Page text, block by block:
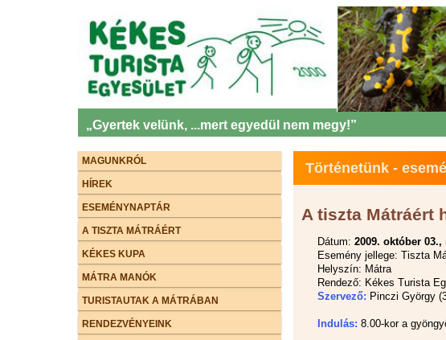
„Gyertek velünk, ...mert egyedül nem megy!”
MAGUNKRÓL
HÍREK
ESEMÉNYNAPTÁR
A TISZTA MÁTRÁÉRT
KÉKES KUPA
MÁTRA MANÓK
TURISTAUTAK A MÁTRÁBAN
RENDEZVÉNYEINK
Történetünk -
A tiszta Mátráért
Dátum: 2009. október 03.,
Esemény jellege: Tiszta
Helyszín: Mátra
Rendező: Kékes Turista
Szervező: Pinczi György
Indulás: 8.00-kor a